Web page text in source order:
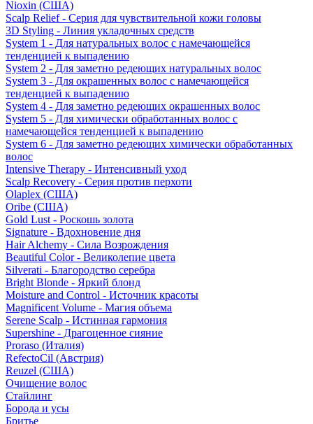
Nioxin (США)
Scalp Relief - Серия для чувствительной кожи головы
3D Styling - Линия укладочных средств
System 1 - Для натуральных волос с намечающейся
тенденцией к выпадению
System 2 - Для заметно редеющих натуральных волос
System 3 - Для окрашенных волос с намечающейся
тенденцией к выпадению
System 4 - Для заметно редеющих окрашенных волос
System 5 - Для химически обработанных волос с
намечающейся тенденцией к выпадению
System 6 - Для заметно редеющих химически обработанных
волос
Intensive Therapy - Интенсивный уход
Scalp Recovery - Серия против перхоти
Olaplex (США)
Oribe (США)
Gold Lust - Роскошь золота
Signature - Вдохновение дня
Hair Alchemy - Сила Возрождения
Beautiful Color - Великолепие цвета
Silverati - Благородство серебра
Bright Blonde - Яркий блонд
Moisture and Control - Источник красоты
Magnificent Volume - Магия объема
Serene Scalp - Истинная гармония
Supershine - Драгоценное сияние
Proraso (Италия)
RefectoCil (Австрия)
Reuzel (США)
Очищение волос
Стайлинг
Борода и усы
Бритье